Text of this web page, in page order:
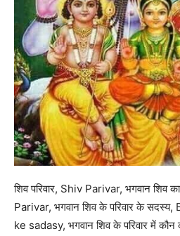
शिव परिवार, Shiv Parivar, भगवान शिव
Parivar, भगवान शिव के परिवार के
ke sadasy, भगवान शिव के परिवार में